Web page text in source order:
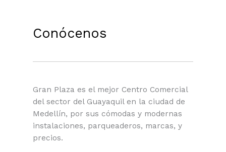
Conócenos
Gran Plaza es el mejor Centro Comercial
del sector del Guayaquil en la ciudad de
Medellín, por sus cómodas y modernas
instalaciones, parqueaderos, marcas, y
precios.